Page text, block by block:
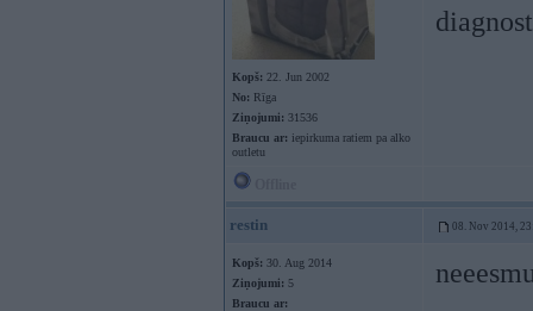
Kopš: 22. Jun 2002
No: Rīga
Ziņojumi: 31536
Braucu ar: iepirkuma ratiem pa alko
outletu
restin 08. Nov 2014,
Kopš: 30. Aug 2014
Ziņojumi: 5
Braucu ar: